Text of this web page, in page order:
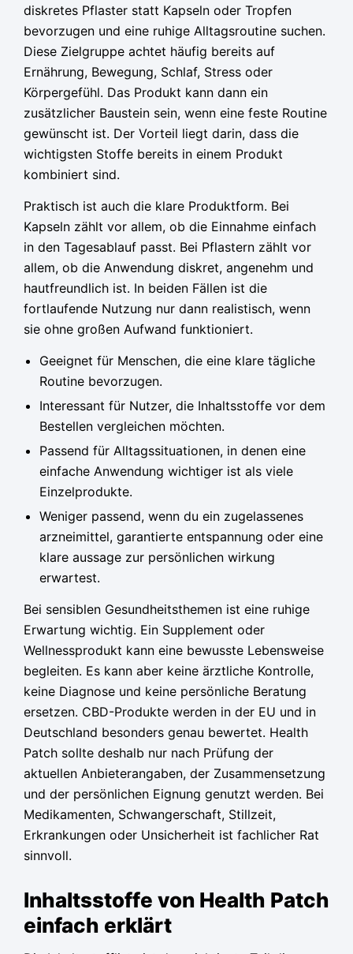
diskretes Pflaster statt Kapseln oder Tropfen
bevorzugen und eine ruhige Alltagsroutine suchen.
Diese Zielgruppe achtet häufig bereits auf
Ernährung, Bewegung, Schlaf, Stress oder
Körpergefühl. Das Produkt kann dann ein
zusätzlicher Baustein sein, wenn eine feste Routine
gewünscht ist. Der Vorteil liegt darin, dass die
wichtigsten Stoffe bereits in einem Produkt
kombiniert sind.
Praktisch ist auch die klare Produktform. Bei
Kapseln zählt vor allem, ob die Einnahme einfach
in den Tagesablauf passt. Bei Pflastern zählt vor
allem, ob die Anwendung diskret, angenehm und
hautfreundlich ist. In beiden Fällen ist die
fortlaufende Nutzung nur dann realistisch, wenn
sie ohne großen Aufwand funktioniert.
Geeignet für Menschen, die eine klare tägliche
Routine bevorzugen.
Interessant für Nutzer, die Inhaltsstoffe vor dem
Bestellen vergleichen möchten.
Passend für Alltagssituationen, in denen eine
einfache Anwendung wichtiger ist als viele
Einzelprodukte.
Weniger passend, wenn du ein zugelassenes
arzneimittel, garantierte entspannung oder eine
klare aussage zur persönlichen wirkung
erwartest.
Bei sensiblen Gesundheitsthemen ist eine ruhige
Erwartung wichtig. Ein Supplement oder
Wellnessprodukt kann eine bewusste Lebensweise
begleiten. Es kann aber keine ärztliche Kontrolle,
keine Diagnose und keine persönliche Beratung
ersetzen. CBD-Produkte werden in der EU und in
Deutschland besonders genau bewertet. Health
Patch sollte deshalb nur nach Prüfung der
aktuellen Anbieterangaben, der Zusammensetzung
und der persönlichen Eignung genutzt werden. Bei
Medikamenten, Schwangerschaft, Stillzeit,
Erkrankungen oder Unsicherheit ist fachlicher Rat
sinnvoll.
Inhaltsstoffe von Health Patch
einfach erklärt